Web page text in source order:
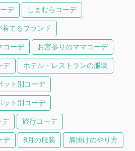
デ しまむらコーデ
着てるブランド
コーデ お宮参りのママコーデ
デ ホテル・レストランの服装
ット別コーデ
ット別コーデ
デ 旅行コーデ
デ 8月の服装 肩掛けのやり方